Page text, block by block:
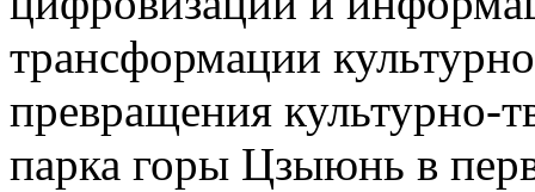
трансформации
превращения культурно-
парка горы Цзыюнь в